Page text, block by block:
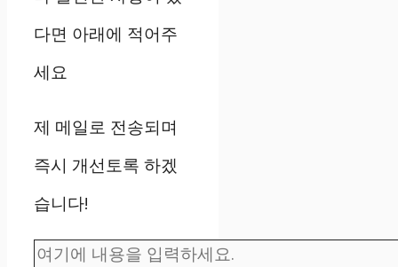
다면 아래에 적어주
세요
제 메일로 전송되며
즉시 개선토록 하겠
습니다!